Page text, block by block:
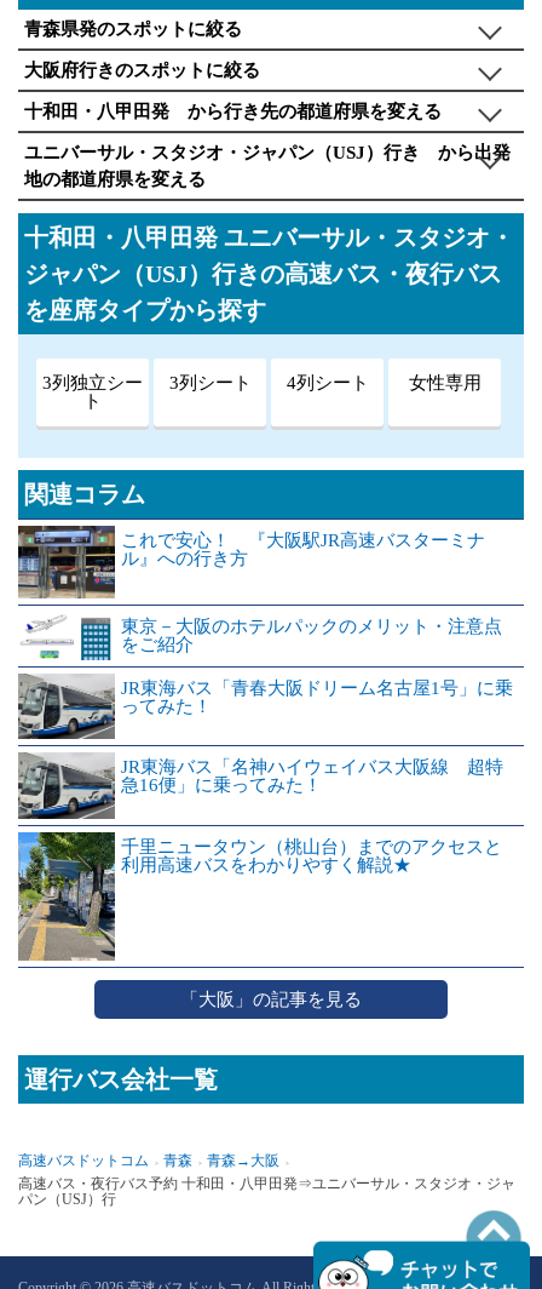
青森県発のスポットに絞る
大阪府行きのスポットに絞る
十和田・八甲田発 から行き先の都道府県を変える
ユニバーサル・スタジオ・ジャパン（USJ）行き から出発
地の都道府県を変える
十和田・八甲田発 ユニバーサル・スタジオ・
ジャパン（USJ）行きの高速バス・夜行バス
を座席タイプから探す
3列独立シー
ト
3列シート 4列シート 女性専用
関連コラム
これで安心！ 『大阪駅JR高速バスターミナ
ル』への行き方
東京－大阪のホテルパックのメリット・注意点
をご紹介
JR東海バス「青春大阪ドリーム名古屋1号」に乗
ってみた！
JR東海バス「名神ハイウェイバス大阪線 超特
急16便」に乗ってみた！
千里ニュータウン（桃山台）までのアクセスと
利用高速バスをわかりやすく解説★
「大阪」の記事を見る
運行バス会社一覧
高速バスドットコム 青森
青森→大阪
高速バス・夜行バス予約 十和田・八甲田発⇒ユニバーサル・スタジオ・ジャ
パン（USJ）行